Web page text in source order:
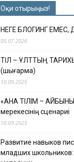
Оқи отырыңыз!
НЕГЕ БЛОГИНГ
05.07.2026
ТІЛ – ҰЛТТЫҢ
(шығарма)
10.09.2025
«АНА ТІЛІМ –
мерекесінің сценариі
10.09.2025
Развитие навыков
младших